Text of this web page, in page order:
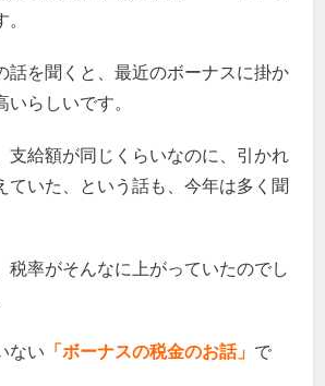
話を聞くと、最近のボーナスに掛か
いらしいです。
支給額が同じくらいなのに、引かれ
ていた、という話も、今年は多く聞
税率がそんなに上がっていたのでし
ない 「ボーナスの税金のお話」 で